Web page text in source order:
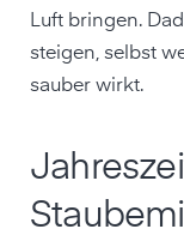
Luft bringen.
steigen, selbst
sauber wirkt.